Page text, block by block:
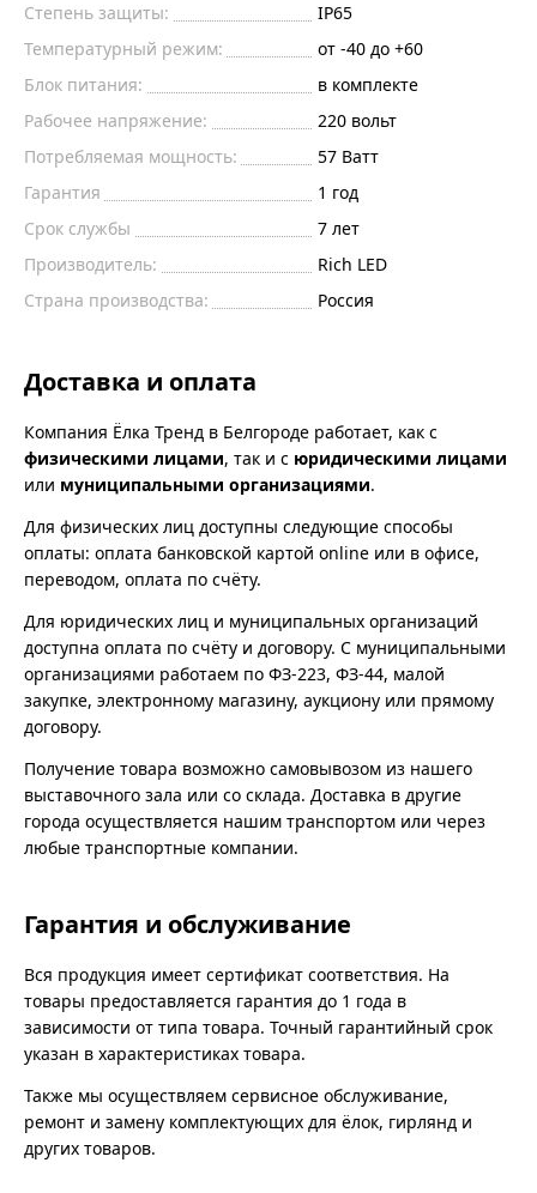
Степень защиты:
IP65
Температурный режим:
от -40 до +60
Блок питания:
в комплекте
Рабочее напряжение:
220 вольт
Потребляемая мощность:
57 Ватт
Гарантия
1 год
Срок службы
7 лет
Производитель:
Rich LED
Страна производства:
Россия
Доставка и оплата
Компания Ёлка Тренд в Белгороде работает, как с
физическими лицами, так и с юридическими лицами
или муниципальными организациями.
Для физических лиц доступны следующие способы
оплаты: оплата банковской картой online или в офисе,
переводом, оплата по счёту.
Для юридических лиц и муниципальных организаций
доступна оплата по счёту и договору. С муниципальными
организациями работаем по ФЗ-223, ФЗ-44, малой
закупке, электронному магазину, аукциону или прямому
договору.
Получение товара возможно самовывозом из нашего
выставочного зала или со склада. Доставка в другие
города осуществляется нашим транспортом или через
любые транспортные компании.
Гарантия и обслуживание
Вся продукция имеет сертификат соответствия. На
товары предоставляется гарантия до 1 года в
зависимости от типа товара. Точный гарантийный срок
указан в характеристиках товара.
Также мы осуществляем сервисное обслуживание,
ремонт и замену комплектующих для ёлок, гирлянд и
других товаров.